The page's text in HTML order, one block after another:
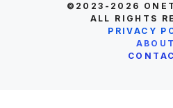
©2023-2026
ALL RIGHTS
PRIVACY
ABOUT